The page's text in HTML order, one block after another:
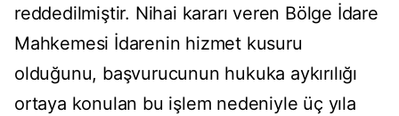
reddedilmiştir. Nihai kararı veren Bölge İdare
Mahkemesi İdarenin hizmet kusuru
olduğunu, başvurucunun hukuka aykırılığı
ortaya konulan bu işlem nedeniyle üç yıla